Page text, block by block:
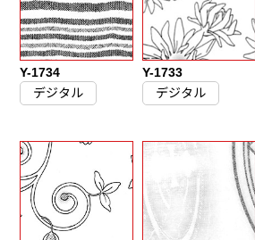
Y-1734
デジタル
Y-1733
デジタル